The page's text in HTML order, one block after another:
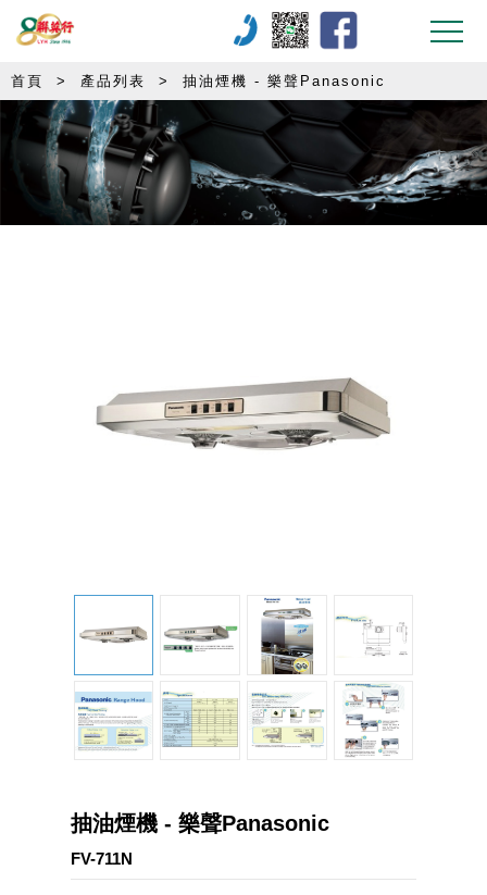
首頁 > 產品列表 > 抽油煙機 - 樂聲Panasonic
抽油煙機 - 樂聲Panasonic
FV-711N